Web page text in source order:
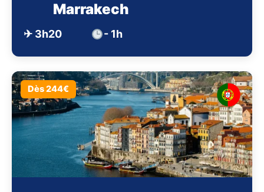
Marrakech
✈ 3h20 - 1h
Dès 244€